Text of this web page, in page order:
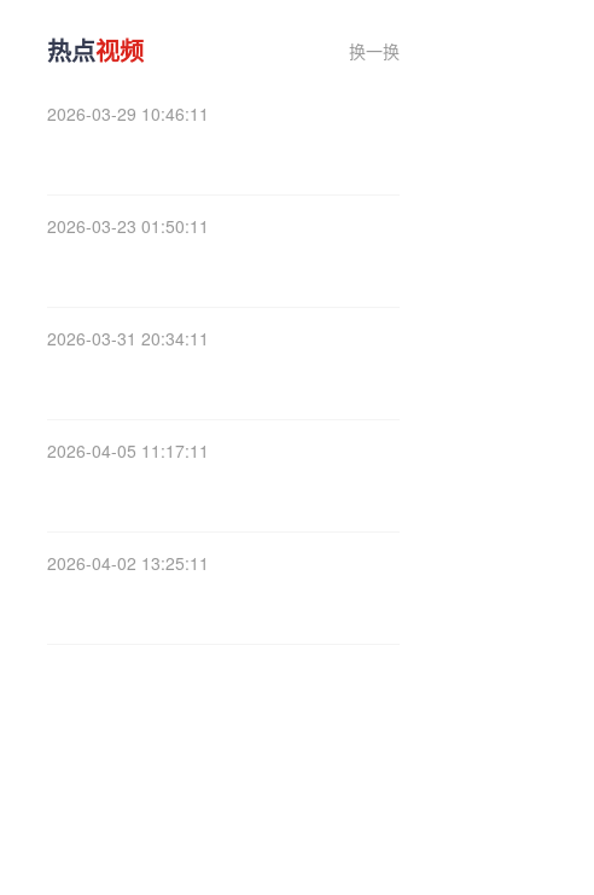
热点视频 换一换
2026-03-29 10:46:11
2026-03-23 01:50:11
2026-03-31 20:34:11
2026-04-05 11:17:11
2026-04-02 13:25:11